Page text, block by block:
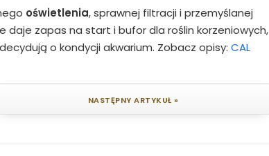
oświetlenia, sprawnej filtracji i przemyślanej
daje zapas na start i bufor dla roślin korzeniowych,
o kondycji akwarium. Zobacz opisy: CAL
NASTĘPNY ARTYKUŁ »